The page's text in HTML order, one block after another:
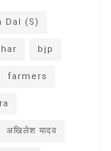
Dal (S)
bjp
farmers
अखिलेश यादव